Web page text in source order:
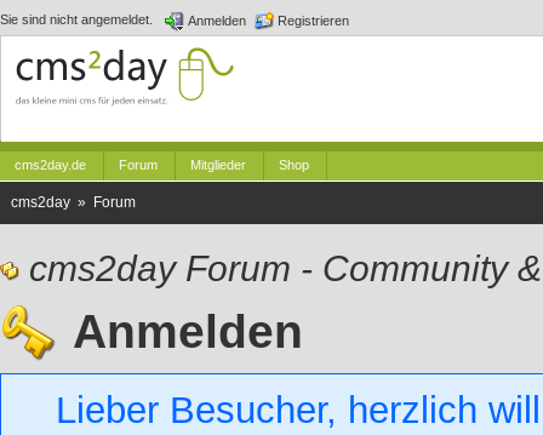
Sie sind nicht angemeldet. Anmelden Registrieren
cms2day.de Forum Mitglieder Shop
cms2day » Forum
cms2day Forum - Community
Anmelden
Lieber Besucher, herzlich